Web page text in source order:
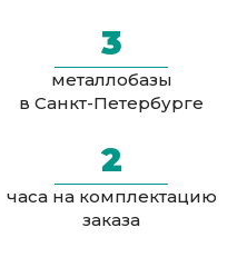
3
металлобазы
в Санкт-Петербурге
2
часа на комплектацию
заказа